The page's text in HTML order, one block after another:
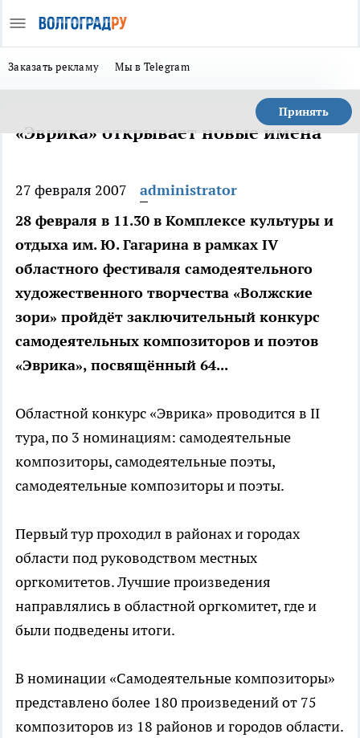
Заказать рекламу Мы в Telegram
Принять
«Эврика» открывает новые имена
27 февраля 2007
administrator
28 февраля в 11.30 в Комплексе культуры и
отдыха им. Ю. Гагарина в рамках IV
областного фестиваля самодеятельного
художественного творчества «Волжские
зори» пройдёт заключительный конкурс
самодеятельных композиторов и поэтов
«Эврика», посвящённый 64...
Областной конкурс «Эврика» проводится в II
тура, по 3 номинациям: самодеятельные
композиторы, самодеятельные поэты,
самодеятельные композиторы и поэты.
Первый тур проходил в районах и городах
области под руководством местных
оргкомитетов. Лучшие произведения
направлялись в областной оргкомитет, где и
были подведены итоги.
В номинации «Самодеятельные композиторы»
представлено более 180 произведений от 75
композиторов из 18 районов и городов области.